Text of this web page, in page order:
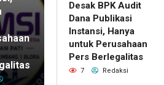
lalu
Desak BPK Audit
Dana Publikasi
Instansi, Hanya
untuk Perusahaan
Pers Berlegalitas
7 Redaksi